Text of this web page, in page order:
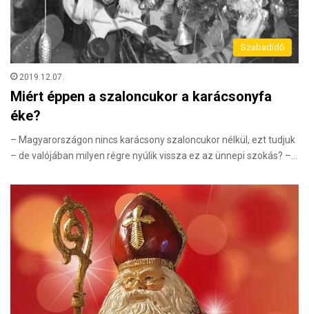
Szabadidő
2019.12.07.
Miért éppen a szaloncukor a karácsonyfa
éke?
– Magyarországon nincs karácsony szaloncukor nélkül, ezt tudjuk
– de valójában milyen régre nyúlik vissza ez az ünnepi szokás? –…